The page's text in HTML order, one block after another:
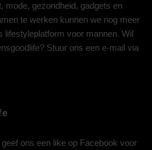
mode, gezondheid, gadgets en
te werken kunnen we nog meer
lifestyleplatform voor mannen. Wil
Stuur ons een e-mail via
geef ons een like op Facebook voor